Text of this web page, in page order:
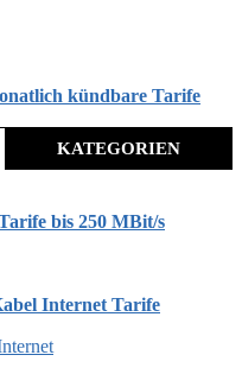
kündbare Tarife
KATEGORIEN
bis 250 MBit/s
Internet Tarife